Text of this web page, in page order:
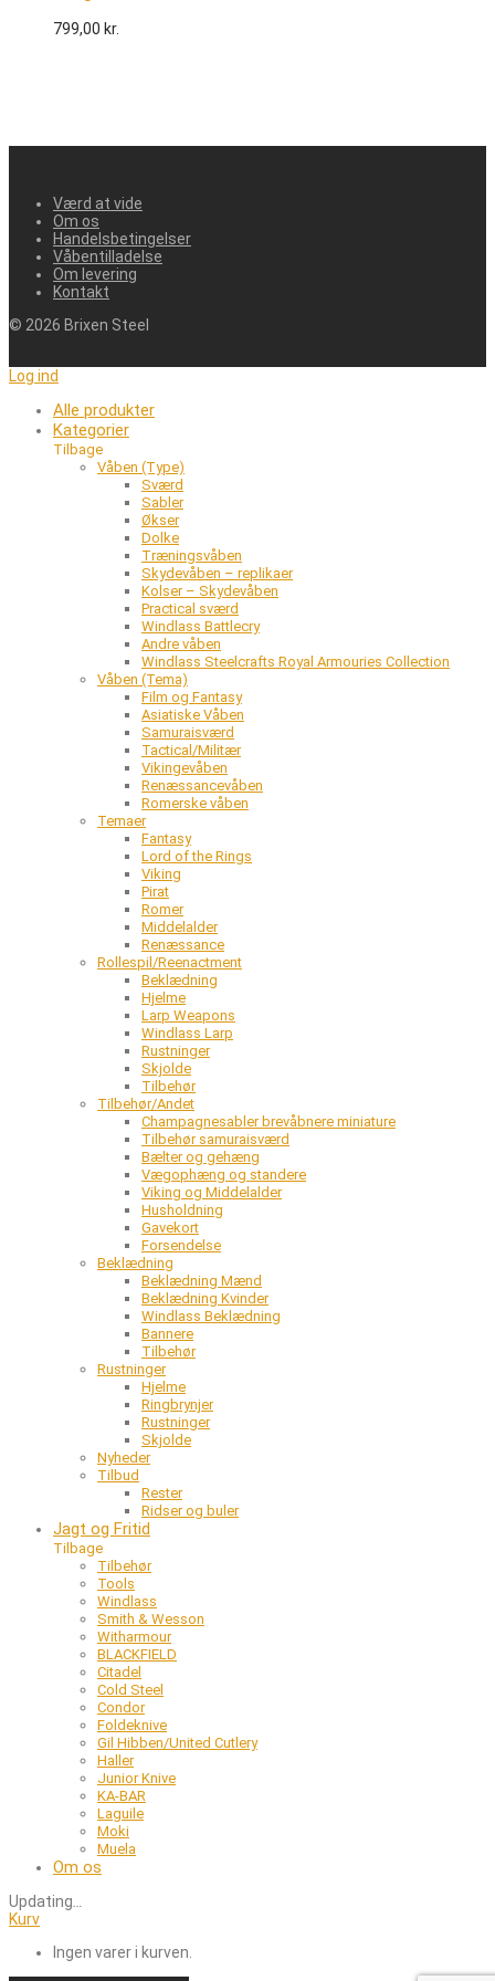
799,00 kr.
Værd at vide
Om os
Handelsbetingelser
Våbentilladelse
Om levering
Kontakt
© 2026 Brixen Steel
Log ind
Alle produkter
Kategorier
Tilbage
Våben (Type)
Sværd
Sabler
Økser
Dolke
Træningsvåben
Skydevåben – replikaer
Kolser – Skydevåben
Practical sværd
Windlass Battlecry
Andre våben
Windlass Steelcrafts Royal Armouries Collection
Våben (Tema)
Film og Fantasy
Asiatiske Våben
Samuraisværd
Tactical/Militær
Vikingevåben
Renæssancevåben
Romerske våben
Temaer
Fantasy
Lord of the Rings
Viking
Pirat
Romer
Middelalder
Renæssance
Rollespil/Reenactment
Beklædning
Hjelme
Larp Weapons
Windlass Larp
Rustninger
Skjolde
Tilbehør
Tilbehør/Andet
Champagnesabler brevåbnere miniature
Tilbehør samuraisværd
Bælter og gehæng
Vægophæng og standere
Viking og Middelalder
Husholdning
Gavekort
Forsendelse
Beklædning
Beklædning Mænd
Beklædning Kvinder
Windlass Beklædning
Bannere
Tilbehør
Rustninger
Hjelme
Ringbrynjer
Rustninger
Skjolde
Nyheder
Tilbud
Rester
Ridser og buler
Jagt og Fritid
Tilbage
Tilbehør
Tools
Windlass
Smith & Wesson
Witharmour
BLACKFIELD
Citadel
Cold Steel
Condor
Foldeknive
Gil Hibben/United Cutlery
Haller
Junior Knive
KA-BAR
Laguile
Moki
Muela
Om os
Updating…
Kurv
Ingen varer i kurven.